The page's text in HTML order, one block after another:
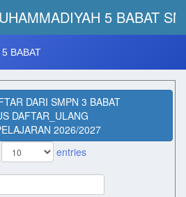
5 BABAT
BABAT
DARI SMPN 3 BABAT
DAFTAR_ULANG
2026/2027
entries